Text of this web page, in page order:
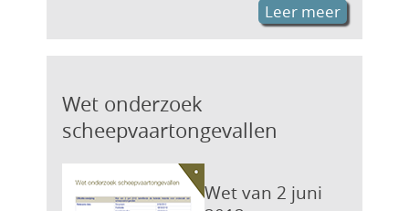
Leer meer
Wet onderzoek
scheepvaartongevallen
Wet van 2 juni